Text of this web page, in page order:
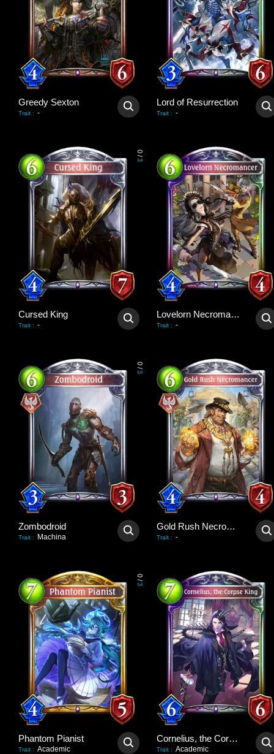
Greedy Sexton
Trait : -
Lord of Resurrection
Trait : -
0
/
3
Cursed King
Trait : -
Lovelorn Necromancer
Trait : -
0
/
3
Zombodroid
Trait : Machina
Gold Rush Necromancer
Trait : -
0
/
3
Phantom Pianist
Trait : Academic
Cornelius, the Corpse King
Trait : Academic